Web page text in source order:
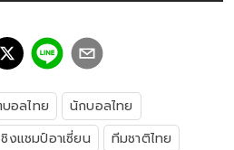
อลไทย
นักบอลไทย
ชิงแชมป์อาเซี่ยน
ทีมชาติไทย